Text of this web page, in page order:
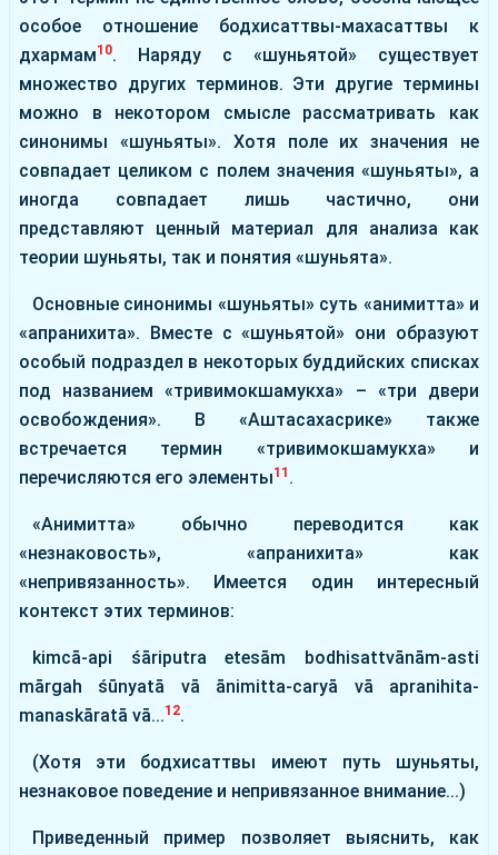
особое отношение бодхисаттвы-махасаттвы к
дхармам10. Наряду с «шуньятой» существует
множество других терминов. Эти другие термины
можно в некотором смысле рассматривать как
синонимы «шуньяты». Хотя поле их значения не
совпадает целиком с полем значения «шуньяты», а
иногда совпадает лишь частично, они
представляют ценный материал для анализа как
теории шуньяты, так и понятия «шуньята».
Основные синонимы «шуньяты» суть «анимитта» и
«апранихита». Вместе с «шуньятой» они образуют
особый подраздел в некоторых буддийских списках
под названием «тривимокшамукха» – «три двери
освобождения». В «Аштасахасрике» также
встречается термин «тривимокшамукха» и
перечисляются его элементы11 .
«Анимитта» обычно переводится как
«незнаковость», «апранихита» как
«непривязанность». Имеется один интересный
контекст этих терминов:
kimcā-api śāriputra etesām bodhisattvānām-asti
mārgah śūnyatā vā ānimitta-caryā vā apranihita-
manaskāratā vā...12.
(Хотя эти бодхисаттвы имеют путь шуньяты,
незнаковое поведение и непривязанное внимание...)
Приведенный пример позволяет выяснить, как